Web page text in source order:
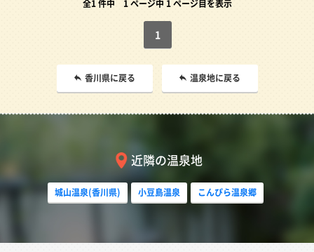
全1 件中 1 ページ中 1 ページ目を表示
1
香川県に戻る 温泉地に戻る
近隣の温泉地
城山温泉(香川県) 小豆島温泉 こんぴら温泉郷